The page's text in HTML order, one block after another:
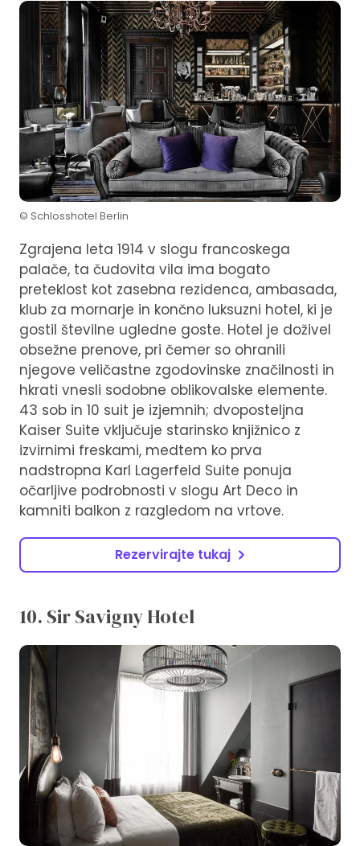
© Schlosshotel Berlin
Zgrajena leta 1914 v slogu francoskega
palače, ta čudovita vila ima bogato
preteklost kot zasebna rezidenca, ambasada,
klub za mornarje in končno luksuzni hotel, ki je
gostil številne ugledne goste. Hotel je doživel
obsežne prenove, pri čemer so ohranili
njegove veličastne zgodovinske značilnosti in
hkrati vnesli sodobne oblikovalske elemente.
43 sob in 10 suit je izjemnih; dvoposteljna
Kaiser Suite vključuje starinsko knjižnico z
izvirnimi freskami, medtem ko prva
nadstropna Karl Lagerfeld Suite ponuja
očarljive podrobnosti v slogu Art Deco in
kamniti balkon z razgledom na vrtove.
Rezervirajte tukaj
10. Sir Savigny Hotel